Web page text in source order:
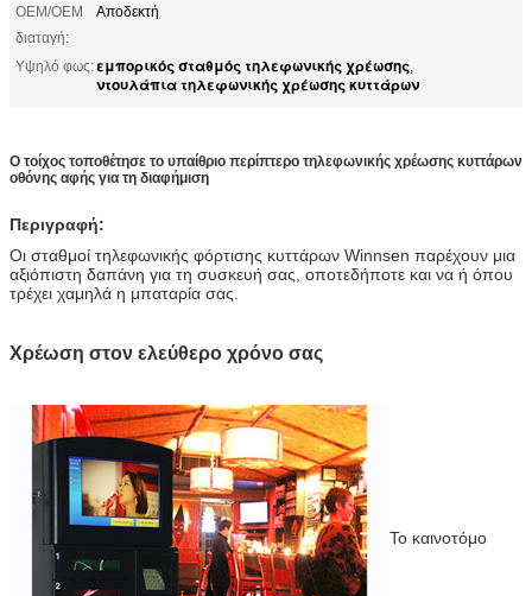
OEM/OEM
διαταγή:
Αποδεκτή
Υψηλό φως:εμπορικός σταθμός τηλεφωνικής χρέωσης,
ντουλάπια τηλεφωνικής χρέωσης κυττάρων
Ο τοίχος τοποθέτησε το υπαίθριο περίπτερο τηλεφωνικής χρέωσης κυττάρων
οθόνης αφής για τη διαφήμιση
Περιγραφή:
Οι σταθμοί τηλεφωνικής φόρτισης κυττάρων Winnsen παρέχουν μια
αξιόπιστη δαπάνη για τη συσκευή σας, οποτεδήποτε και να ή όπου
τρέχει χαμηλά η μπαταρία σας.
Χρέωση στον ελεύθερο χρόνο σας
Το καινοτόμο